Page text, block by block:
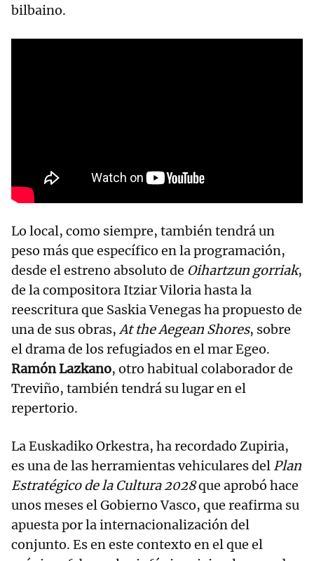
bilbaino.
Lo local, como siempre, también tendrá un
peso más que específico en la programación,
desde el estreno absoluto de Oihartzun gorriak,
de la compositora Itziar Viloria hasta la
reescritura que Saskia Venegas ha propuesto de
una de sus obras,At the Aegean Shores, sobre
el drama de los refugiados en el mar Egeo.
Ramón Lazkano, otro habitual colaborador de
Treviño, también tendrá su lugar en el
repertorio.
La Euskadiko Orkestra, ha recordado Zupiria,
es una de las herramientas vehiculares del Plan
Estratégico de la Cultura 2028que aprobó hace
unos meses el Gobierno Vasco, que reafirma su
apuesta por la internacionalización del
conjunto. Es en este contexto en el que el